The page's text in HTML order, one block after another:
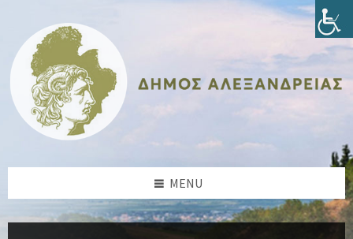
content
sidebar
sidebar
footer
MENU